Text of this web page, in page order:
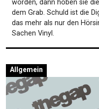
worden, dann hoben sie
dem Grab. Schuld ist die
das mehr als nur den
Sachen Vinyl.
Allgemein